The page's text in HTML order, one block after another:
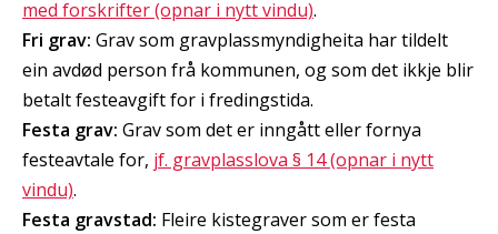
med forskrifter (opnar i nytt vindu).
Fri grav: Grav som gravplassmyndigheita har tildelt
ein avdød person frå kommunen, og som det ikkje blir
betalt festeavgift for i fredingstida.
Festa grav: Grav som det er inngått eller fornya
festeavtale for, jf. gravplasslova § 14 (opnar i nytt
vindu).
Festa gravstad: Fleire kistegraver som er festa